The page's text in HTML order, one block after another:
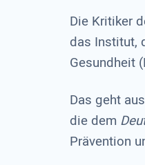
Die Kritiker
das Institut,
Gesundheit
Das geht
die dem
Prävention